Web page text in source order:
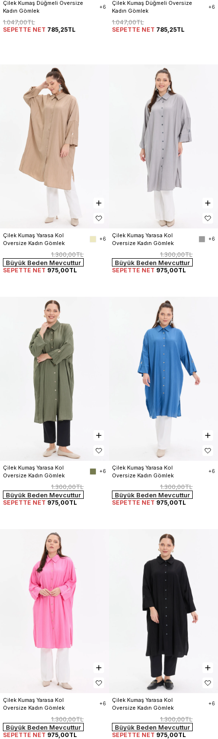
Çilek Kumaş Düğmeli Oversize
Kadın Gömlek
+6
1.047,00TL
SEPETTE NET 785,25TL
Çilek Kumaş Düğmeli Oversize
Kadın Gömlek
+6
1.047,00TL
SEPETTE NET 785,25TL
Çilek Kumaş Yarasa Kol
Oversize Kadın Gömlek
+6
1.300,00TL
Büyük Beden Mevcuttur
SEPETTE NET 975,00TL
Çilek Kumaş Yarasa Kol
Oversize Kadın Gömlek
+6
1.300,00TL
Büyük Beden Mevcuttur
SEPETTE NET 975,00TL
Çilek Kumaş Yarasa Kol
Oversize Kadın Gömlek
+6
1.300,00TL
Büyük Beden Mevcuttur
SEPETTE NET 975,00TL
Çilek Kumaş Yarasa Kol
Oversize Kadın Gömlek
+6
1.300,00TL
Büyük Beden Mevcuttur
SEPETTE NET 975,00TL
Çilek Kumaş Yarasa Kol
Oversize Kadın Gömlek
+6
1.300,00TL
Büyük Beden Mevcuttur
SEPETTE NET 975,00TL
Çilek Kumaş Yarasa Kol
Oversize Kadın Gömlek
+6
1.300,00TL
Büyük Beden Mevcuttur
SEPETTE NET 975,00TL